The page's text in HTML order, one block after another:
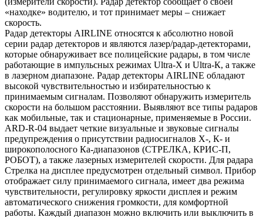
«находке» водителю, и тот принимает меры – снижает
скорость.
Радар детекторы AIRLINE относятся к абсолютно новой
серии радар детекторов и являются лазер/радар-детекторами,
которые обнаруживает все полицейские радары, в том числе
работающие в импульсных режимах Ultra-Х и Ultra-К, а также
в лазерном диапазоне. Радар детекторы AIRLINE обладают
высокой чувствительностью и избирательностью к
принимаемым сигналам. Позволяют обнаружить измеритель
скорости на большом расстоянии. Выявляют все типы радаров
как мобильные, так и стационарные, применяемые в России.
ARD-R-04 выдает четкие визуальные и звуковые сигналы
предупреждения о присутствии радиосигналов Х-, К- и
широкополосного Ка-диапазонов (СТРЕЛКА, КРИС-П,
РОБОТ), а также лазерных измерителей скорости. Для радара
Стрелка на дисплее предусмотрен отдельный символ. Прибор
отображает силу принимаемого сигнала, имеет два режима
чувствительности, регулировку яркости дисплея и режим
автоматического снижения громкости, для комфортной
работы. Каждый диапазон можно включить или выключить в